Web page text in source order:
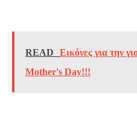
READ
Εικόνες για την
Mother's Day!!!